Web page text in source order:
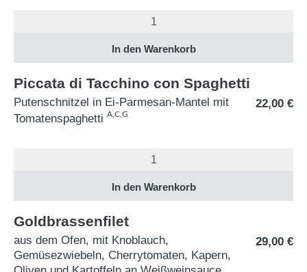
Piccata di Tacchino con Spaghetti
Putenschnitzel in Ei-Parmesan-Mantel mit
Tomatenspaghetti A,C,G
22,00 €
Goldbrassenfilet
aus dem Ofen, mit Knoblauch,
Gemüsezwiebeln, Cherrytomaten, Kapern,
29,00 €